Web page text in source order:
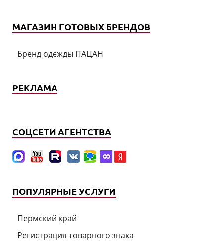
МАГАЗИН ГОТОВЫХ БРЕНДОВ
Бренд одежды ПАЦАН
РЕКЛАМА
СОЦСЕТИ АГЕНТСТВА
ПОПУЛЯРНЫЕ УСЛУГИ
Пермский край
Регистрация товарного знака